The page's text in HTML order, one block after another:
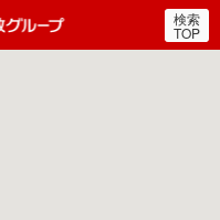
郵便局・日本郵政グルー
検索
TOP